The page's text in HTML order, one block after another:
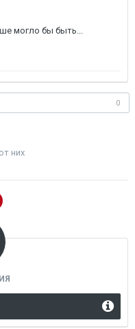
могло бы быть...
0
них